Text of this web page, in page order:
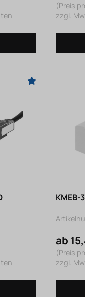
(Preis
zzgl.
ab
(Preis
zzgl.